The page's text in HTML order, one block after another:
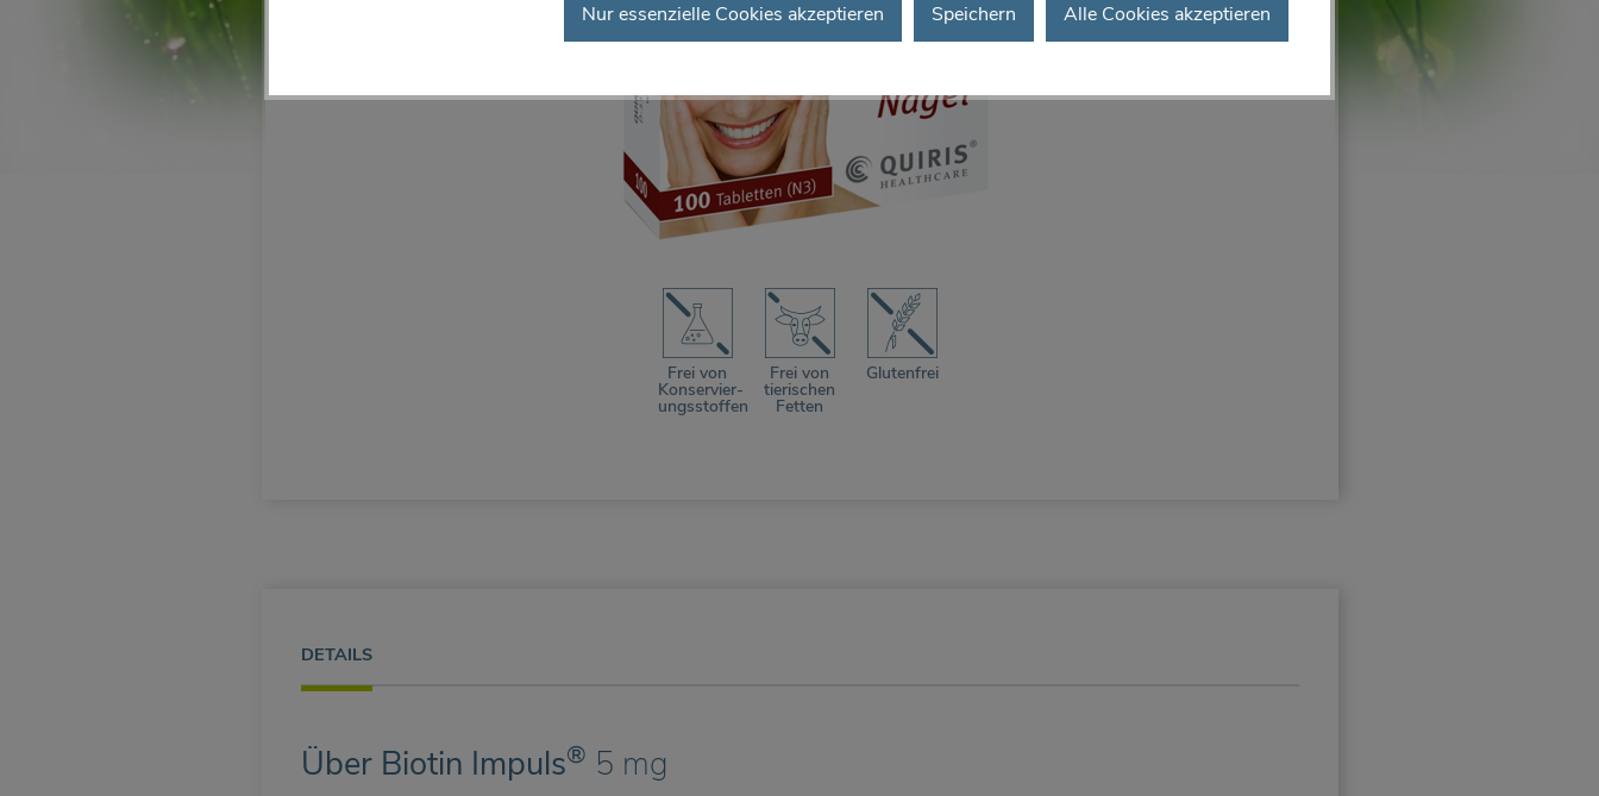
Frei von
Konservier­
ungsstoffen
Frei von
tierischen
Fetten
Glutenfrei
DETAILS
Über Biotin Impuls® 5 mg
Nur essenzielle Cookies akzeptieren Speichern Alle Cookies akzeptieren